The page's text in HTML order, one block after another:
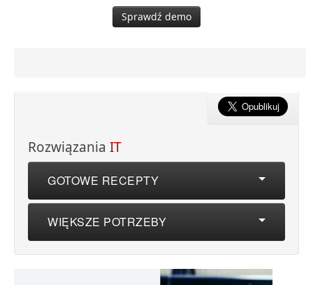
Sprawdź demo
Rozwiązania IT
GOTOWE RECEPTY
WIĘKSZE POTRZEBY